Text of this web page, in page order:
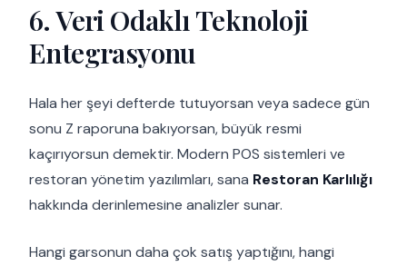
6. Veri Odaklı Teknoloji
Entegrasyonu
Hala her şeyi defterde tutuyorsan veya sadece gün
sonu Z raporuna bakıyorsan, büyük resmi
kaçırıyorsun demektir. Modern POS sistemleri ve
restoran yönetim yazılımları, sana Restoran Karlılığı
hakkında derinlemesine analizler sunar.
Hangi garsonun daha çok satış yaptığını, hangi